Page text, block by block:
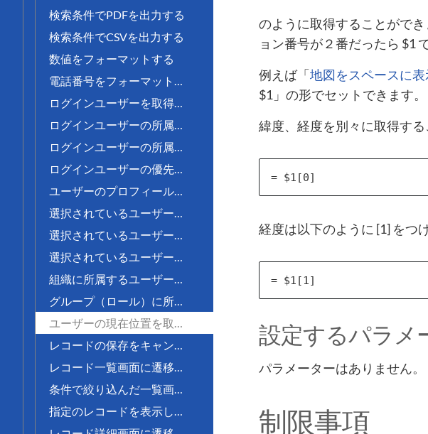
検索条件でPDFを出力する
検索条件でCSVを出力する
数値をフォーマットする
電話番号をフォーマットする
ログインユーザーを取得する
ログインユーザーの所属組織を取得する
ログインユーザーの所属グループ（ロール）を取得する
ログインユーザーの優先する組織を取得する
ユーザーのプロフィールを取得する
選択されているユーザーの所属組織を取得する
選択されているユーザーの所属グループ（ロール）を取得する
選択されているユーザーの優先する組織を取得する
組織に所属するユーザーを取得する
グループ（ロール）に所属するユーザーを取得する
ユーザーの現在位置を取得する
レコードの保存をキャンセルする
レコード一覧画面に遷移する
条件で絞り込んだ一覧画面に遷移する
指定のレコードを表示したレコード一覧画面に遷移する
のように取得することがで
ョン番号が２番だったら $1
例えば「地図をスペースに表
$1」の形でセットできます。
緯度、経度を別々に取得する
経度は以下のように [1] をつ
設定するパラメ
パラメーターはありません。
制限事項